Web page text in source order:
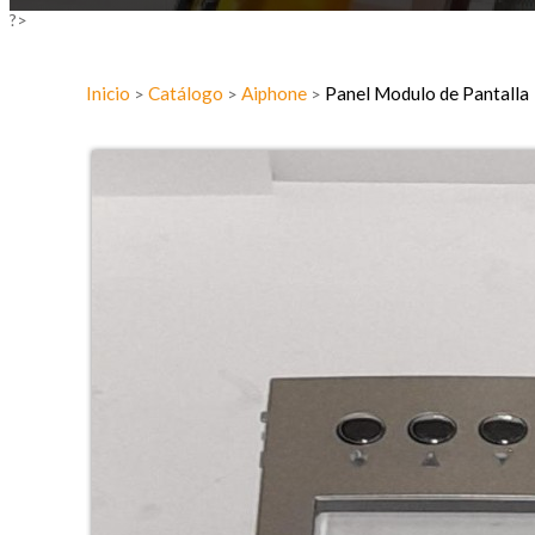
?>
Inicio > Catálogo > Aiphone > Panel Modulo de Pantalla